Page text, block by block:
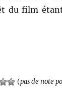
du film
(pas de note